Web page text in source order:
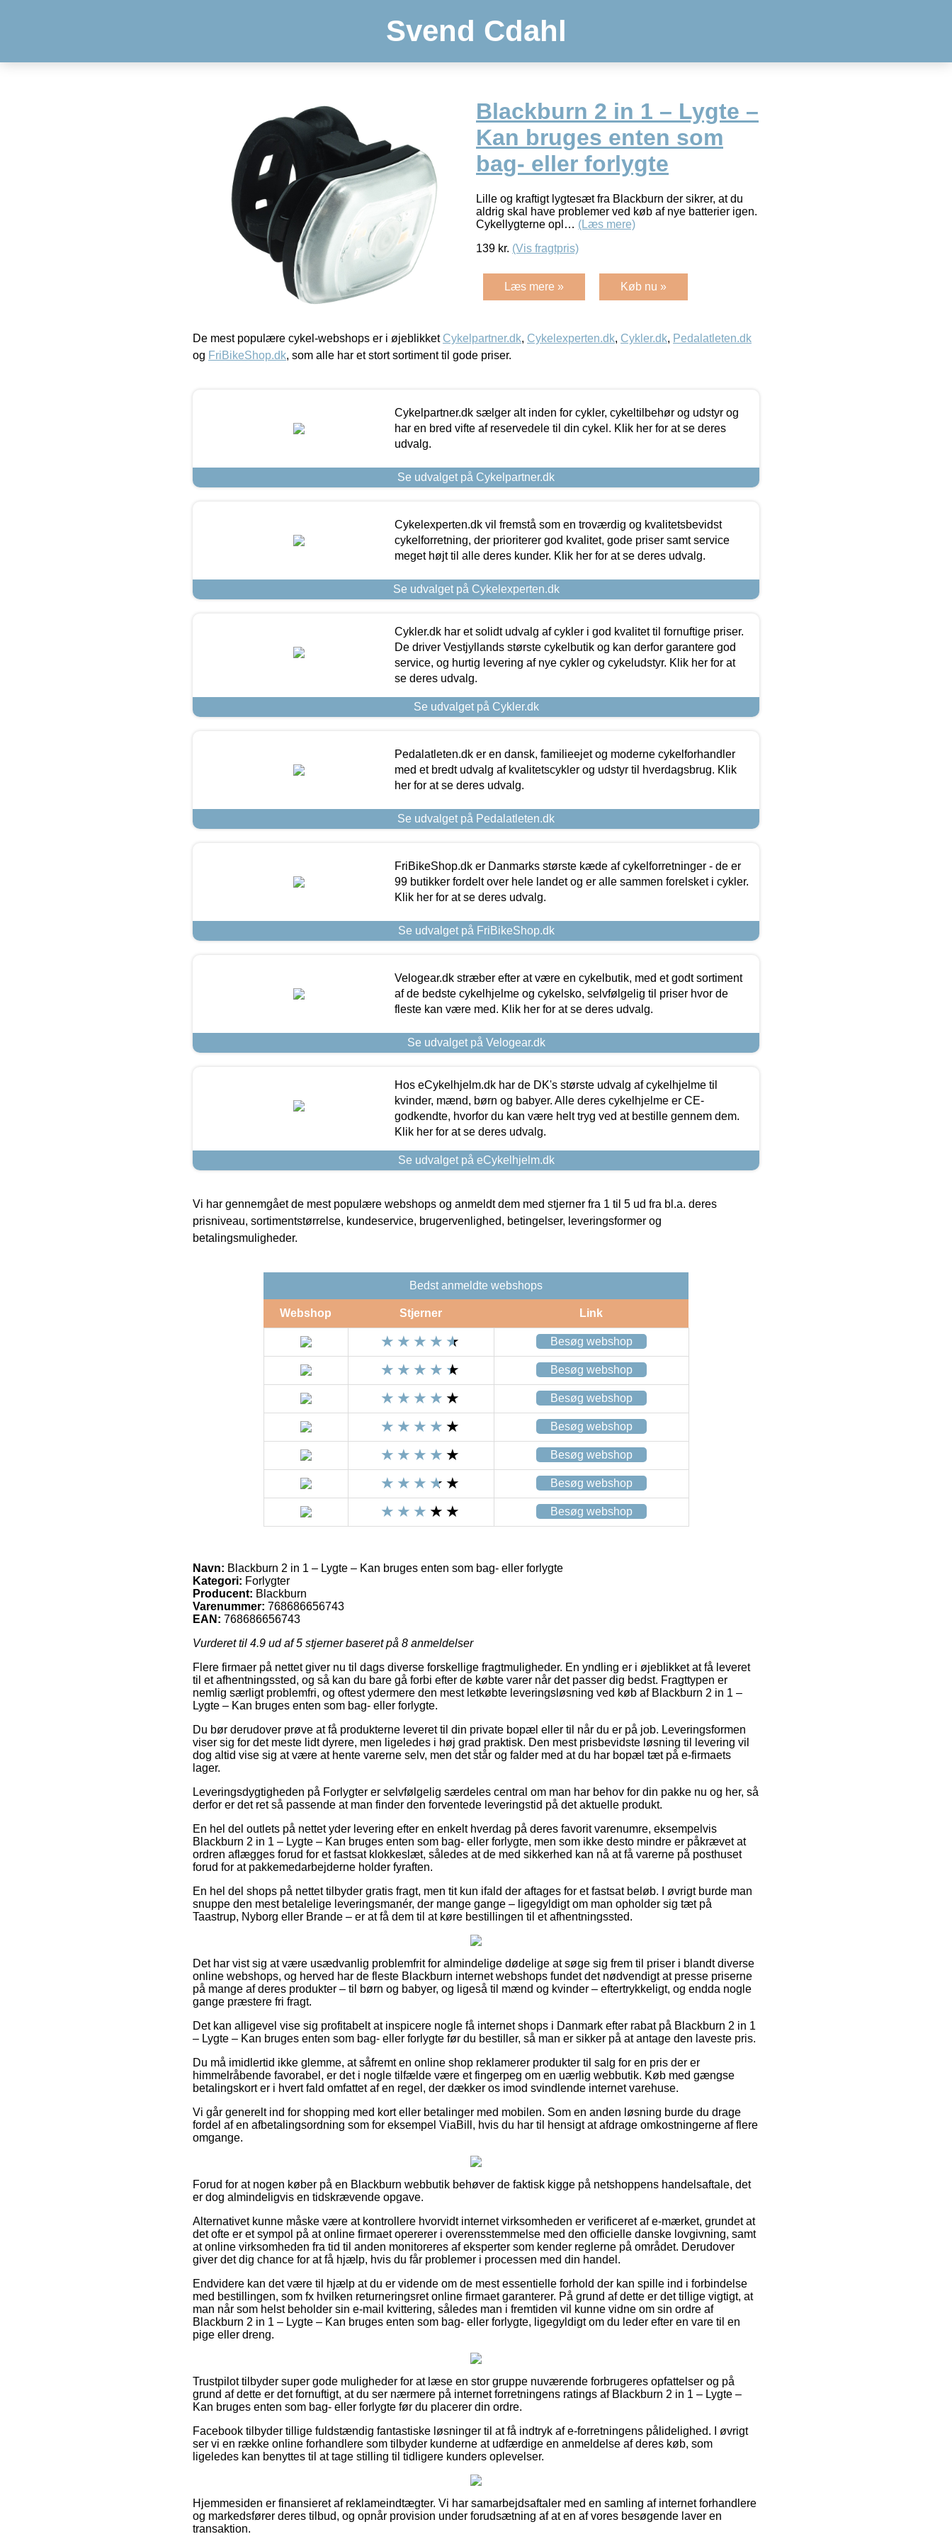
Svend Cdahl
Blackburn 2 in 1 – Lygte –
Kan bruges enten som
bag- eller forlygte
Lille og kraftigt lygtesæt fra Blackburn der sikrer, at du
aldrig skal have problemer ved køb af nye batterier igen.
Cykellygterne opl… (Læs mere)
139 kr. (Vis fragtpris)
Læs mere » Køb nu »
De mest populære cykel-webshops er i øjeblikket Cykelpartner.dk, Cykelexperten.dk, Cykler.dk, Pedalatleten.dk
og FriBikeShop.dk, som alle har et stort sortiment til gode priser.
Cykelpartner.dk sælger alt inden for cykler, cykeltilbehør og udstyr og
har en bred vifte af reservedele til din cykel. Klik her for at se deres
udvalg.
Se udvalget på Cykelpartner.dk
Cykelexperten.dk vil fremstå som en troværdig og kvalitetsbevidst
cykelforretning, der prioriterer god kvalitet, gode priser samt service
meget højt til alle deres kunder. Klik her for at se deres udvalg.
Se udvalget på Cykelexperten.dk
Cykler.dk har et solidt udvalg af cykler i god kvalitet til fornuftige priser.
De driver Vestjyllands største cykelbutik og kan derfor garantere god
service, og hurtig levering af nye cykler og cykeludstyr. Klik her for at
se deres udvalg.
Se udvalget på Cykler.dk
Pedalatleten.dk er en dansk, familieejet og moderne cykelforhandler
med et bredt udvalg af kvalitetscykler og udstyr til hverdagsbrug. Klik
her for at se deres udvalg.
Se udvalget på Pedalatleten.dk
FriBikeShop.dk er Danmarks største kæde af cykelforretninger - de er
99 butikker fordelt over hele landet og er alle sammen forelsket i cykler.
Klik her for at se deres udvalg.
Se udvalget på FriBikeShop.dk
Velogear.dk stræber efter at være en cykelbutik, med et godt sortiment
af de bedste cykelhjelme og cykelsko, selvfølgelig til priser hvor de
fleste kan være med. Klik her for at se deres udvalg.
Se udvalget på Velogear.dk
Hos eCykelhjelm.dk har de DK's største udvalg af cykelhjelme til
kvinder, mænd, børn og babyer. Alle deres cykelhjelme er CE-
godkendte, hvorfor du kan være helt tryg ved at bestille gennem dem.
Klik her for at se deres udvalg.
Se udvalget på eCykelhjelm.dk
Vi har gennemgået de mest populære webshops og anmeldt dem med stjerner fra 1 til 5 ud fra bl.a. deres
prisniveau, sortimentstørrelse, kundeservice, brugervenlighed, betingelser, leveringsformer og
betalingsmuligheder.
Bedst anmeldte webshops
Webshop Stjerner Link
Besøg webshop
Besøg webshop
Besøg webshop
Besøg webshop
Besøg webshop
Besøg webshop
Besøg webshop
Navn: Blackburn 2 in 1 – Lygte – Kan bruges enten som bag- eller forlygte
Kategori: Forlygter
Producent: Blackburn
Varenummer: 768686656743
EAN: 768686656743
Vurderet til 4.9 ud af 5 stjerner baseret på 8 anmeldelser
Flere firmaer på nettet giver nu til dags diverse forskellige fragtmuligheder. En yndling er i øjeblikket at få leveret
til et afhentningssted, og så kan du bare gå forbi efter de købte varer når det passer dig bedst. Fragttypen er
nemlig særligt problemfri, og oftest ydermere den mest letkøbte leveringsløsning ved køb af Blackburn 2 in 1 –
Lygte – Kan bruges enten som bag- eller forlygte.
Du bør derudover prøve at få produkterne leveret til din private bopæl eller til når du er på job. Leveringsformen
viser sig for det meste lidt dyrere, men ligeledes i høj grad praktisk. Den mest prisbevidste løsning til levering vil
dog altid vise sig at være at hente varerne selv, men det står og falder med at du har bopæl tæt på e-firmaets
lager.
Leveringsdygtigheden på Forlygter er selvfølgelig særdeles central om man har behov for din pakke nu og her, så
derfor er det ret så passende at man finder den forventede leveringstid på det aktuelle produkt.
En hel del outlets på nettet yder levering efter en enkelt hverdag på deres favorit varenumre, eksempelvis
Blackburn 2 in 1 – Lygte – Kan bruges enten som bag- eller forlygte, men som ikke desto mindre er påkrævet at
ordren aflægges forud for et fastsat klokkeslæt, således at de med sikkerhed kan nå at få varerne på posthuset
forud for at pakkemedarbejderne holder fyraften.
En hel del shops på nettet tilbyder gratis fragt, men tit kun ifald der aftages for et fastsat beløb. I øvrigt burde man
snuppe den mest betalelige leveringsmanér, der mange gange – ligegyldigt om man opholder sig tæt på
Taastrup, Nyborg eller Brande – er at få dem til at køre bestillingen til et afhentningssted.
Det har vist sig at være usædvanlig problemfrit for almindelige dødelige at søge sig frem til priser i blandt diverse
online webshops, og herved har de fleste Blackburn internet webshops fundet det nødvendigt at presse priserne
på mange af deres produkter – til børn og babyer, og ligeså til mænd og kvinder – eftertrykkeligt, og endda nogle
gange præstere fri fragt.
Det kan alligevel vise sig profitabelt at inspicere nogle få internet shops i Danmark efter rabat på Blackburn 2 in 1
– Lygte – Kan bruges enten som bag- eller forlygte før du bestiller, så man er sikker på at antage den laveste pris.
Du må imidlertid ikke glemme, at såfremt en online shop reklamerer produkter til salg for en pris der er
himmelråbende favorabel, er det i nogle tilfælde være et fingerpeg om en uærlig webbutik. Køb med gængse
betalingskort er i hvert fald omfattet af en regel, der dækker os imod svindlende internet varehuse.
Vi går generelt ind for shopping med kort eller betalinger med mobilen. Som en anden løsning burde du drage
fordel af en afbetalingsordning som for eksempel ViaBill, hvis du har til hensigt at afdrage omkostningerne af flere
omgange.
Forud for at nogen køber på en Blackburn webbutik behøver de faktisk kigge på netshoppens handelsaftale, det
er dog almindeligvis en tidskrævende opgave.
Alternativet kunne måske være at kontrollere hvorvidt internet virksomheden er verificeret af e-mærket, grundet at
det ofte er et sympol på at online firmaet opererer i overensstemmelse med den officielle danske lovgivning, samt
at online virksomheden fra tid til anden monitoreres af eksperter som kender reglerne på området. Derudover
giver det dig chance for at få hjælp, hvis du får problemer i processen med din handel.
Endvidere kan det være til hjælp at du er vidende om de mest essentielle forhold der kan spille ind i forbindelse
med bestillingen, som fx hvilken returneringsret online firmaet garanterer. På grund af dette er det tillige vigtigt, at
man når som helst beholder sin e-mail kvittering, således man i fremtiden vil kunne vidne om sin ordre af
Blackburn 2 in 1 – Lygte – Kan bruges enten som bag- eller forlygte, ligegyldigt om du leder efter en vare til en
pige eller dreng.
Trustpilot tilbyder super gode muligheder for at læse en stor gruppe nuværende forbrugeres opfattelser og på
grund af dette er det fornuftigt, at du ser nærmere på internet forretningens ratings af Blackburn 2 in 1 – Lygte –
Kan bruges enten som bag- eller forlygte før du placerer din ordre.
Facebook tilbyder tillige fuldstændig fantastiske løsninger til at få indtryk af e-forretningens pålidelighed. I øvrigt
ser vi en række online forhandlere som tilbyder kunderne at udfærdige en anmeldelse af deres køb, som
ligeledes kan benyttes til at tage stilling til tidligere kunders oplevelser.
Hjemmesiden er finansieret af reklameindtægter. Vi har samarbejdsaftaler med en samling af internet forhandlere
og markedsfører deres tilbud, og opnår provision under forudsætning af at en af vores besøgende laver en
transaktion.